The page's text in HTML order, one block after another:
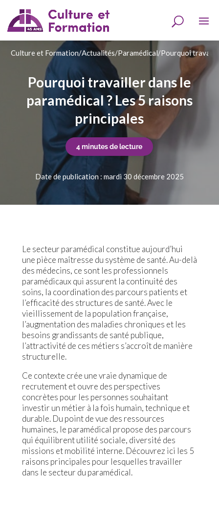
Culture et Formation/Actualités/Paramédical/Pourquoi
Pourquoi travailler dans le
paramédical ? Les 5 raisons
principales
4 minutes de lecture
Date de publication : mardi 30 décembre 2025
Le secteur paramédical constitue aujourd’hui
une pièce maîtresse du système de santé. Au-delà
des médecins, ce sont les professionnels
paramédicaux qui assurent la continuité des
soins, la coordination des parcours patients et
l’efficacité des structures de santé. Avec le
vieillissement de la population française,
l’augmentation des maladies chroniques et les
besoins grandissants de santé publique,
l’attractivité de ces métiers s’accroît de manière
structurelle.
Ce contexte crée une vraie dynamique de
recrutement et ouvre des perspectives
concrètes pour les personnes souhaitant
investir un métier à la fois humain, technique et
durable. Du point de vue des ressources
humaines, le paramédical propose des parcours
qui équilibrent utilité sociale, diversité des
missions et mobilité interne. Découvrez ici les 5
raisons principales pour lesquelles travailler
dans le secteur du paramédical.